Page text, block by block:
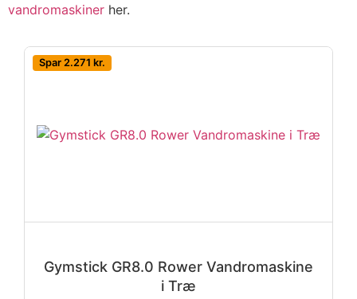
vandromaskiner her.
Spar 2.271 kr.
Gymstick GR8.0 Rower Vandromaskine
i Træ